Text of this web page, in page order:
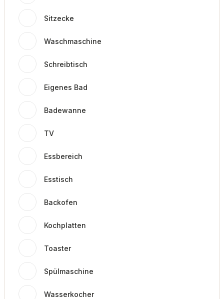
Sitzecke
Waschmaschine
Schreibtisch
Eigenes Bad
Badewanne
TV
Essbereich
Esstisch
Backofen
Kochplatten
Toaster
Spülmaschine
Wasserkocher